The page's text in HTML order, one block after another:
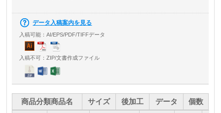
データ入稿案内を見る
入稿可能：AI/EPS/PDF/TIFFデータ
入稿不可：ZIP/文書作成ファイル
商品分類商品名 サイズ 後加工 データ
個数